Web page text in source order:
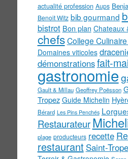
actualité profession Aups
Benoit Witz bib gourmand
bistrot Bon plan Chateaux
chefs College
Domaines viticoles
démonstrationsfait-
gastronomie
Gault & Millau Geoffrey Poësson
Tropez Guide Michelin
Bérard Les Pins Penchés
Restaurateur
plage producteurs recette
restaurant Saint-